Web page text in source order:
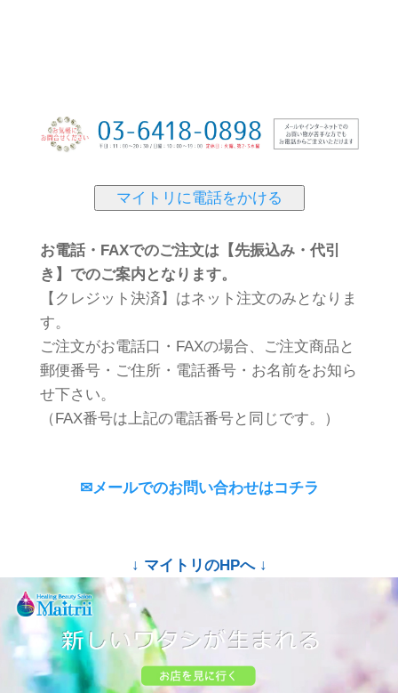
マイトリに電話をかける
お電話・FAXでのご注文は【先振込み・代引
き】でのご案内となります。
【クレジット決済】はネット注文のみとなりま
す。
ご注文がお電話口・FAXの場合、ご注文商品と
郵便番号・ご住所・電話番号・お名前をお知ら
せ下さい。
（FAX番号は上記の電話番号と同じです。）
✉メールでのお問い合わせはコチラ
↓ マイトリのHPへ ↓